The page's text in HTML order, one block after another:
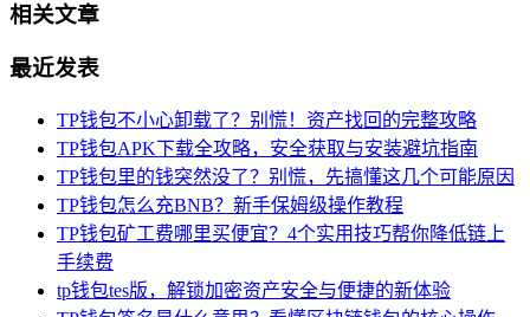
相关文章
最近发表
TP钱包不小心卸载了？别慌！资产找回的完整攻略
TP钱包APK下载全攻略，安全获取与安装避坑指南
TP钱包里的钱突然没了？别慌，先搞懂这几个可能原因
TP钱包怎么充BNB？新手保姆级操作教程
TP钱包矿工费哪里买便宜？4个实用技巧帮你降低链上
手续费
tp钱包tes版，解锁加密资产安全与便捷的新体验